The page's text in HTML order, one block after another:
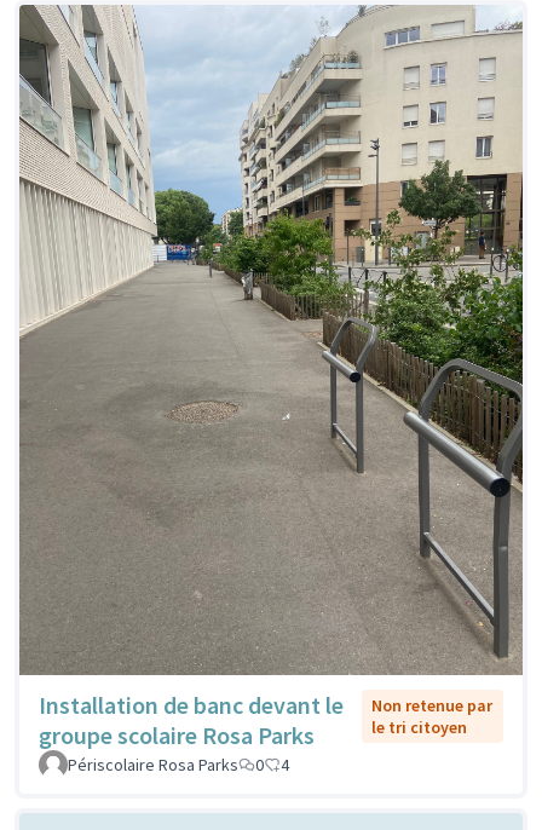
Installation de banc devant le
groupe scolaire Rosa Parks
Non retenue par
le tri citoyen
Périscolaire Rosa Parks
0 4